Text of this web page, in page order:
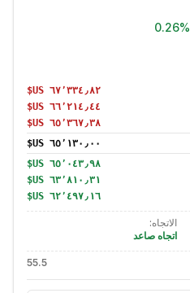
0.26%
الاتجاه:
اتجاه صاعد
55.5